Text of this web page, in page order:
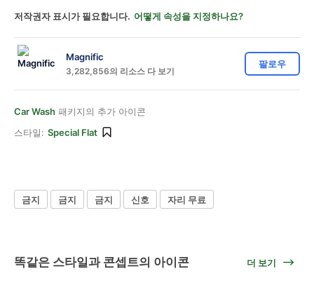
저작권자 표시가 필요합니다. 어떻게 속성을 지정하나요?
Magnific
3,282,856의 리소스 다 보기
팔로우
Car Wash 패키지의 추가 아이콘
스타일: Special Flat
금지 금지 금지 신호 자리 무료
똑같은 스타일과 콘셉트의 아이콘 더 보기